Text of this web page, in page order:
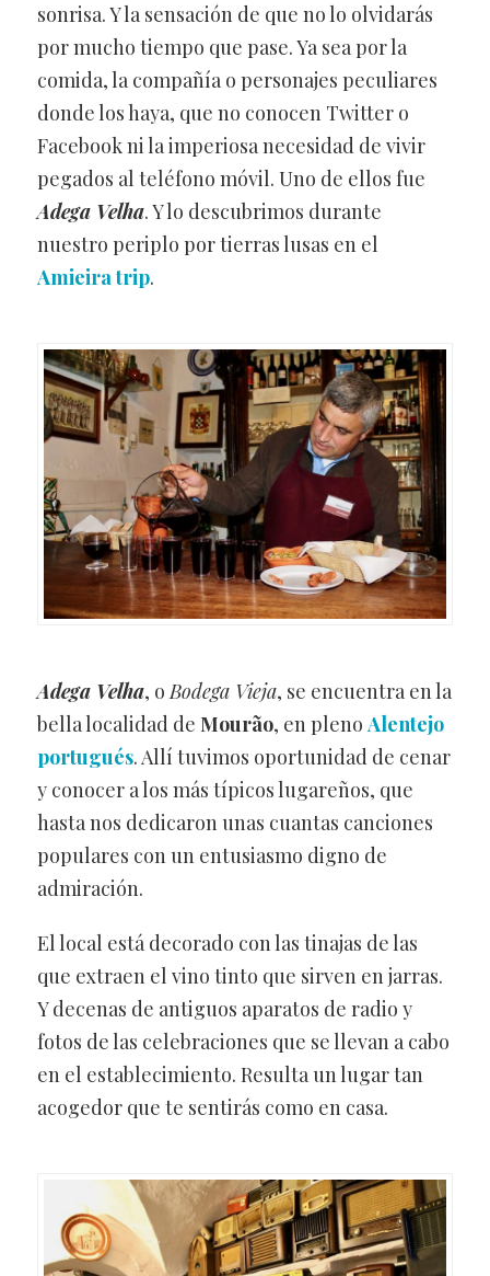
sonrisa. Y la sensación de que no lo olvidarás
por mucho tiempo que pase. Ya sea por la
comida, la compañía o personajes peculiares
donde los haya, que no conocen Twitter o
Facebook ni la imperiosa necesidad de vivir
pegados al teléfono móvil. Uno de ellos fue
Adega Velha. Y lo descubrimos durante
nuestro periplo por tierras lusas en el
Amieira trip.
Adega Velha, oBodega Vieja, se encuentra en la
bella localidad de Mourão, en plenoAlentejo
portugués. Allí tuvimos oportunidad de cenar
y conocer a los más típicos lugareños, que
hasta nos dedicaron unas cuantas canciones
populares con un entusiasmo digno de
admiración.
El local está decorado con las tinajas de las
que extraen el vino tinto que sirven en jarras.
Y decenas de antiguos aparatos de radio y
fotos de las celebraciones que se llevan a cabo
en el establecimiento. Resulta un lugar tan
acogedor que te sentirás como en casa.